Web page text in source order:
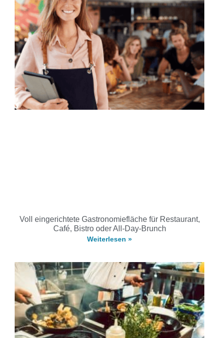
Voll eingerichtete Gastronomiefläche für Restaurant,
Café, Bistro oder All-Day-Brunch
Weiterlesen »